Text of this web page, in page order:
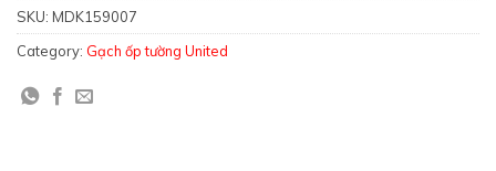
SKU: MDK159007
Category: Gạch ốp tường United